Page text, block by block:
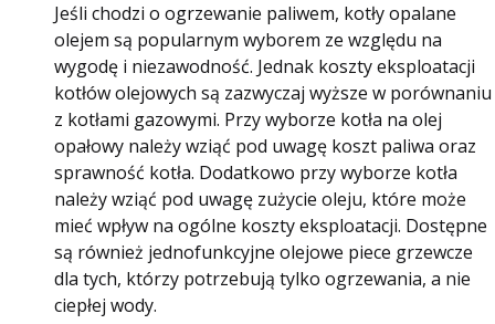
Jeśli chodzi o ogrzewanie paliwem, kotły opalane
olejem są popularnym wyborem ze względu na
wygodę i niezawodność. Jednak koszty eksploatacji
kotłów olejowych są zazwyczaj wyższe w porównaniu
z kotłami gazowymi. Przy wyborze kotła na olej
opałowy należy wziąć pod uwagę koszt paliwa oraz
sprawność kotła. Dodatkowo przy wyborze kotła
należy wziąć pod uwagę zużycie oleju, które może
mieć wpływ na ogólne koszty eksploatacji. Dostępne
są również jednofunkcyjne olejowe piece grzewcze
dla tych, którzy potrzebują tylko ogrzewania, a nie
ciepłej wody.